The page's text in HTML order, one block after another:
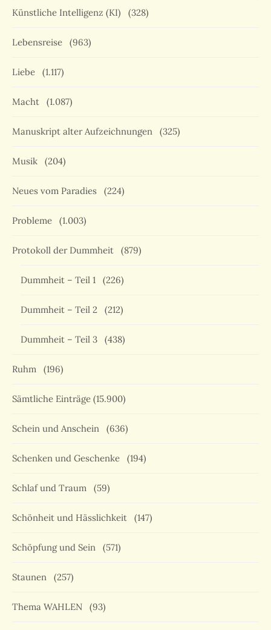
Künstliche Intelligenz (KI) (328)
Lebensreise (963)
Liebe (1.117)
Macht (1.087)
Manuskript alter Aufzeichnungen (325)
Musik (204)
Neues vom Paradies (224)
Probleme (1.003)
Protokoll der Dummheit (879)
Dummheit – Teil 1 (226)
Dummheit – Teil 2 (212)
Dummheit – Teil 3 (438)
Ruhm (196)
Sämtliche Einträge (15.900)
Schein und Anschein (636)
Schenken und Geschenke (194)
Schlaf und Traum (59)
Schönheit und Hässlichkeit (147)
Schöpfung und Sein (571)
Staunen (257)
Thema WAHLEN (93)